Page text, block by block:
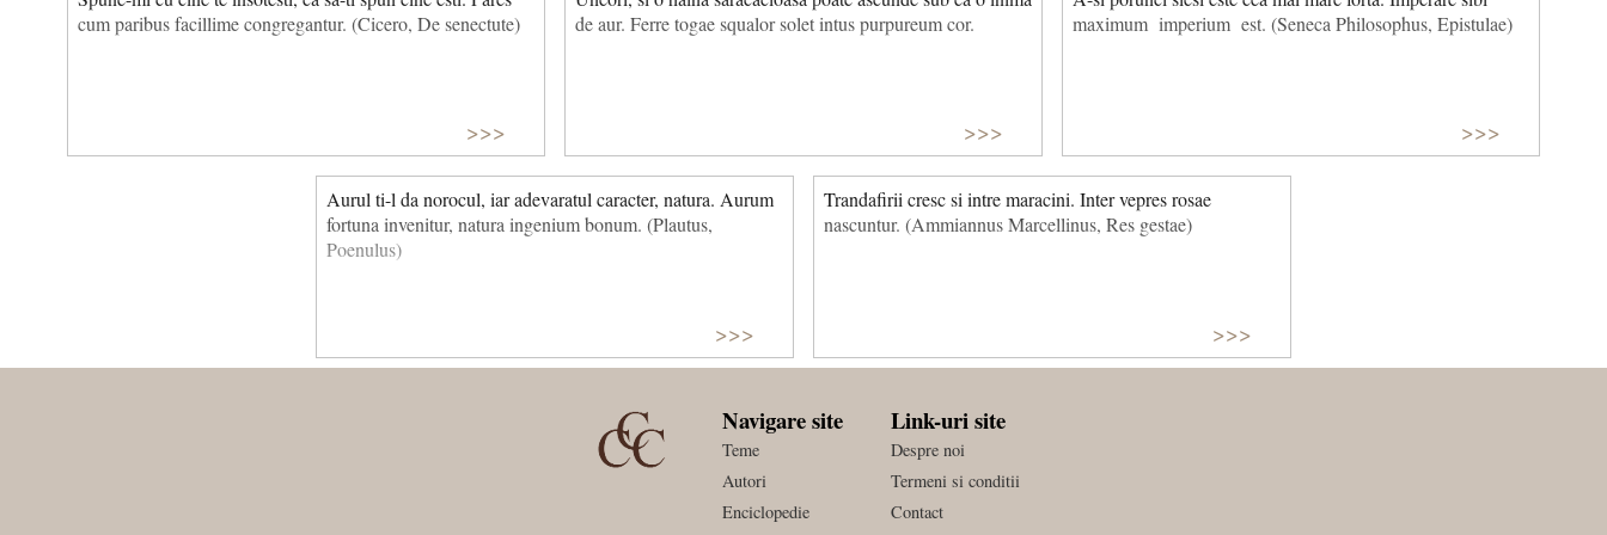
cum paribus facillime congregantur. (Cicero, De senectute)
>>>
de aur. Ferre togae squalor solet intus purpureum cor.
>>>
maximum imperium est. (Seneca Philosophus, Epistulae)
>>>
Aurul ti-l da norocul, iar adevaratul caracter, natura. Aurum
fortuna invenitur, natura ingenium bonum. (Plautus,
Poenulus)
>>>
Trandafirii cresc si intre maracini. Inter vepres rosae
nascuntur. (Ammiannus Marcellinus, Res gestae)
>>>
Navigare site
Teme
Autori
Enciclopedie
Link-uri site
Despre noi
Termeni si conditii
Contact